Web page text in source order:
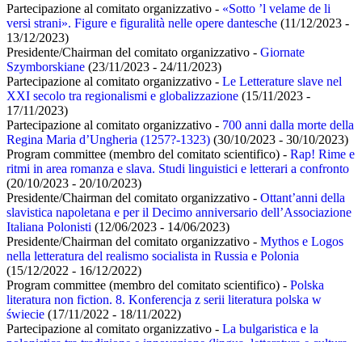
Partecipazione al comitato organizzativo - «Sotto ’l velame de li
versi strani». Figure e figuralità nelle opere dantesche (11/12/2023 -
13/12/2023)
Presidente/Chairman del comitato organizzativo - Giornate
Szymborskiane (23/11/2023 - 24/11/2023)
Partecipazione al comitato organizzativo - Le Letterature slave nel
XXI secolo tra regionalismi e globalizzazione (15/11/2023 -
17/11/2023)
Partecipazione al comitato organizzativo - 700 anni dalla morte della
Regina Maria d’Ungheria (1257?-1323) (30/10/2023 - 30/10/2023)
Program committee (membro del comitato scientifico) - Rap! Rime e
ritmi in area romanza e slava. Studi linguistici e letterari a confronto
(20/10/2023 - 20/10/2023)
Presidente/Chairman del comitato organizzativo - Ottant’anni della
slavistica napoletana e per il Decimo anniversario dell’Associazione
Italiana Polonisti (12/06/2023 - 14/06/2023)
Presidente/Chairman del comitato organizzativo - Mythos e Logos
nella letteratura del realismo socialista in Russia e Polonia
(15/12/2022 - 16/12/2022)
Program committee (membro del comitato scientifico) - Polska
literatura non fiction. 8. Konferencja z serii literatura polska w
świecie (17/11/2022 - 18/11/2022)
Partecipazione al comitato organizzativo - La bulgaristica e la